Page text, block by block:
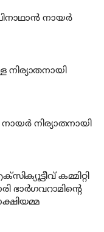
നായര്‍
നിര്യാതനായി
നിര്യാതനായി
കമ്മിറ്റി
ഭാര്‍ഗവറാമിന്റെ